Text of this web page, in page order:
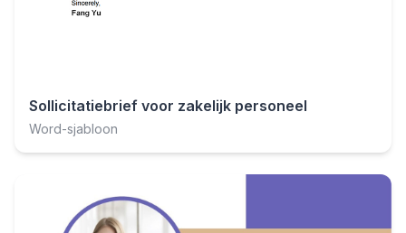
Sollicitatiebrief voor zakelijk personeel
Word-sjabloon